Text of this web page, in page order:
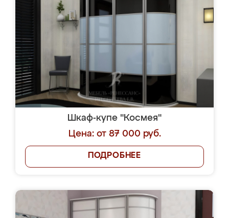
Шкаф-купе "Космея"
Цена: от 87 000 руб.
ПОДРОБНЕЕ